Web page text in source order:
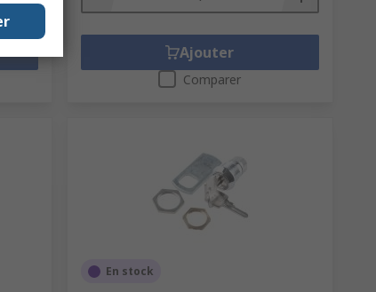
Ajouter
Comparer
En stock